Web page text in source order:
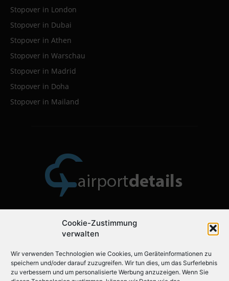
Cookie-Zustimmung
verwalten
Wir verwenden Technologien wie Cookies, um Geräteinformationen zu
speichern und/oder darauf zuzugreifen. Wir tun dies, um das Surferlebnis
zu verbessern und um personalisierte Werbung anzuzeigen. Wenn Sie
Stopover in London
Stopover in Dubai
Stopover in Athen
Stopover in Warschau
Stopover in Madrid
Stopover in Doha
Stopover in Mailand
Über uns
Airportdetails.de ist der ideale Flughafenführer für Ihre
nächste Reise.